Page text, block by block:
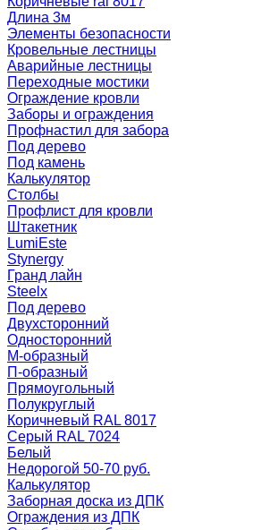
Длина 3м
Элементы безопасности
Кровельные лестницы
Аварийные лестницы
Переходные мостики
Ограждение кровли
Заборы и ограждения
Профнастил для забора
Под дерево
Под камень
Калькулятор
Столбы
Профлист для кровли
Штакетник
LumiEste
Stynergy
Гранд лайн
Steelx
Под дерево
Двухсторонний
Односторонний
М-образный
П-образный
Прямоугольный
Полукруглый
Коричневый RAL 8017
Серый RAL 7024
Белый
Недорогой 50-70 руб.
Калькулятор
Заборная доска из ДПК
Ограждения из ДПК